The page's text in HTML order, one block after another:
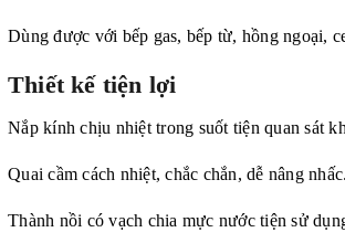
Dùng được với bếp gas, bếp từ, hồng ngoại,
Thiết kế tiện lợi
Nắp kính chịu nhiệt trong suốt tiện quan sát
Quai cầm cách nhiệt, chắc chắn, dễ nâng nhấc.
Thành nồi có vạch chia mực nước tiện sử